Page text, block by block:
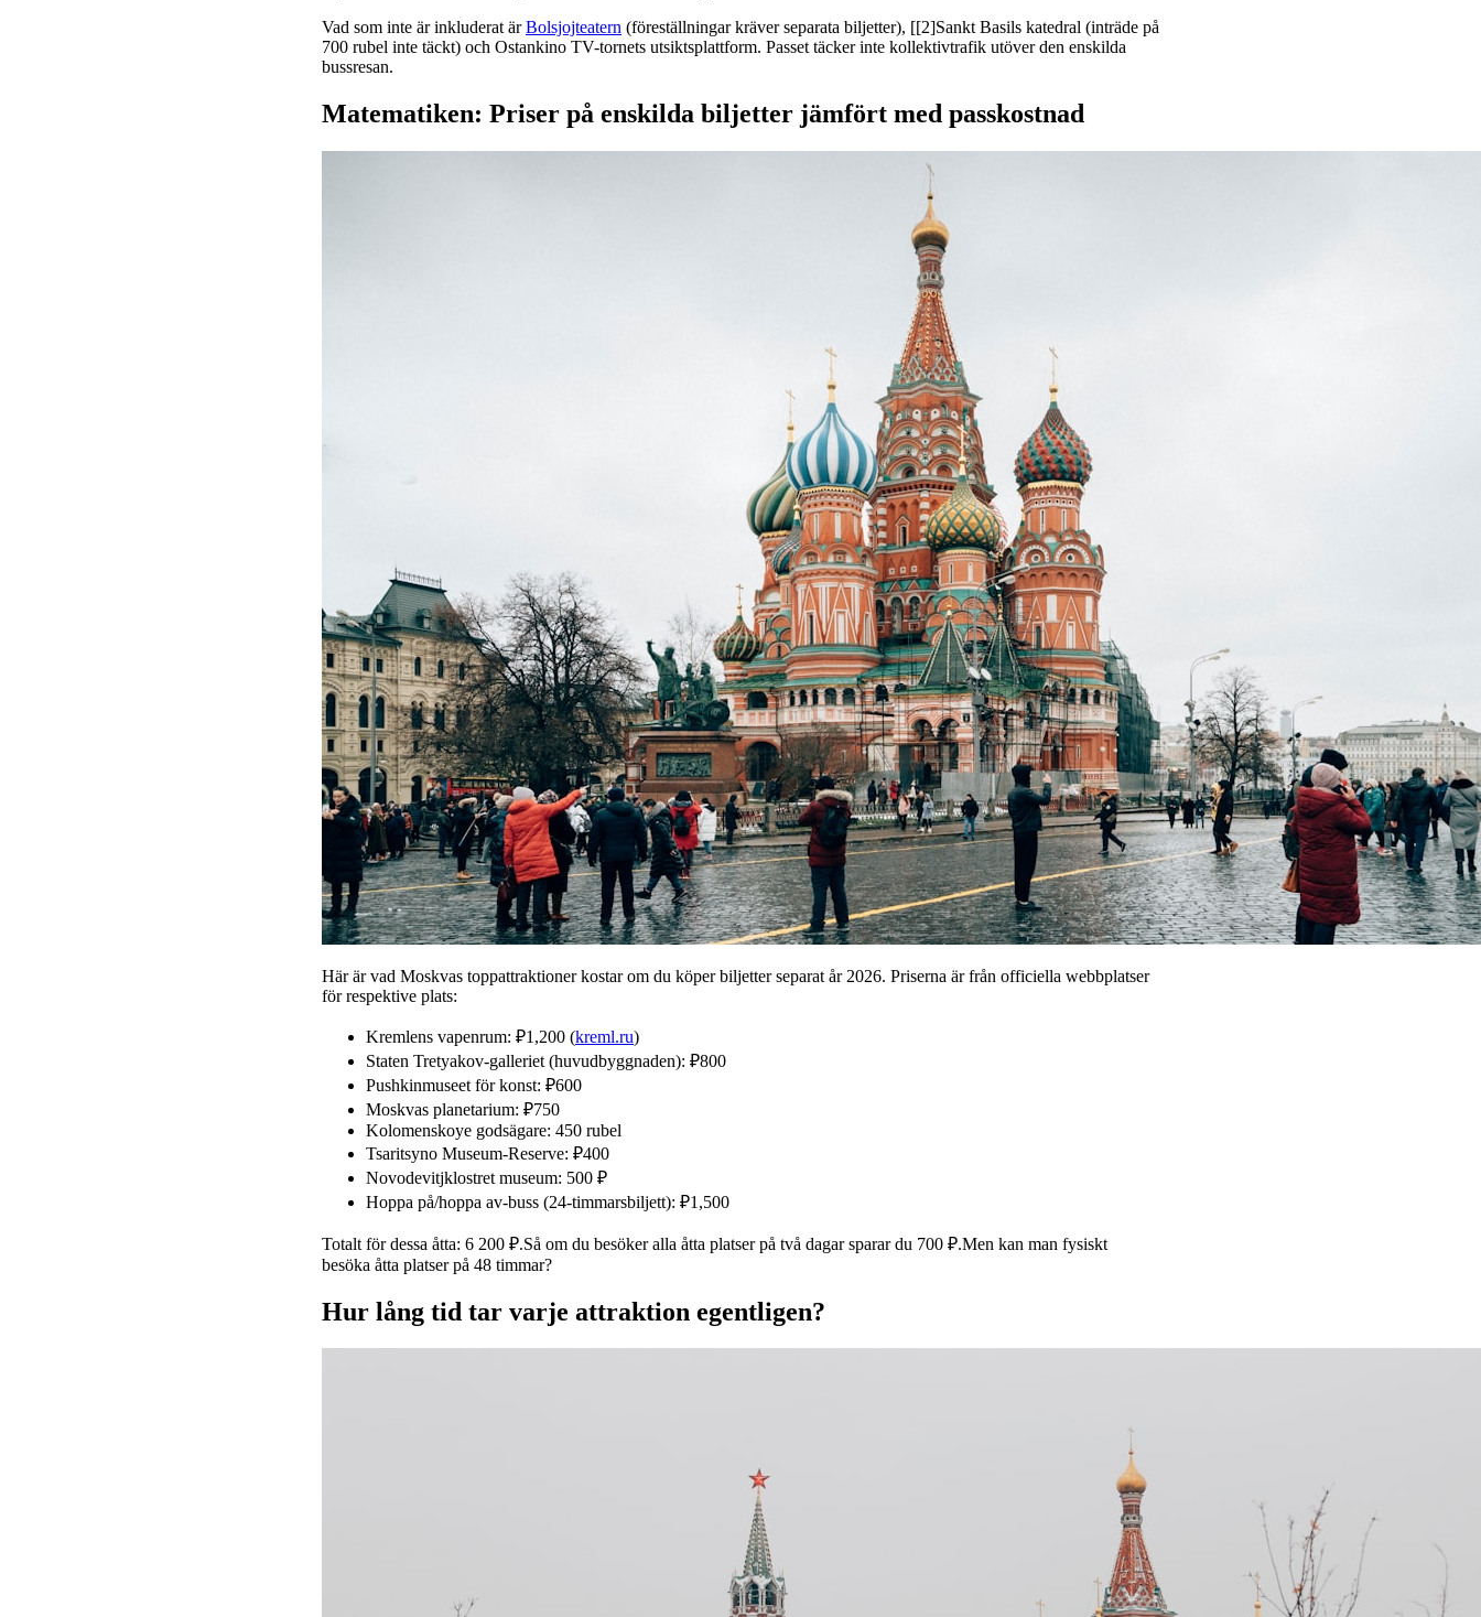
Vad som inte är inkluderat ärBolsjojteatern (föreställningar kräver separata biljetter), [[2]Sankt Basils katedral (inträde på
700 rubel inte täckt) och Ostankino TV-tornets utsiktsplattform. Passet täcker inte kollektivtrafik utöver den enskilda
bussresan.
Matematiken: Priser på enskilda biljetter jämfört med passkostnad
Här är vad Moskvas toppattraktioner kostar om du köper biljetter separat år 2026. Priserna är från officiella webbplatser
för respektive plats:
Kremlens vapenrum: ₽1,200 (kreml.ru)
Staten Tretyakov-galleriet (huvudbyggnaden): ₽800
Pushkinmuseet för konst: ₽600
Moskvas planetarium: ₽750
Kolomenskoye godsägare: 450 rubel
Tsaritsyno Museum-Reserve: ₽400
Novodevitjklostret museum: 500 ₽
Hoppa på/hoppa av-buss (24-timmarsbiljett): ₽1,500
Totalt för dessa åtta: 6 200 ₽.Så om du besöker alla åtta platser på två dagar sparar du 700 ₽.Men kan man fysiskt
besöka åtta platser på 48 timmar?
Hur lång tid tar varje attraktion egentligen?